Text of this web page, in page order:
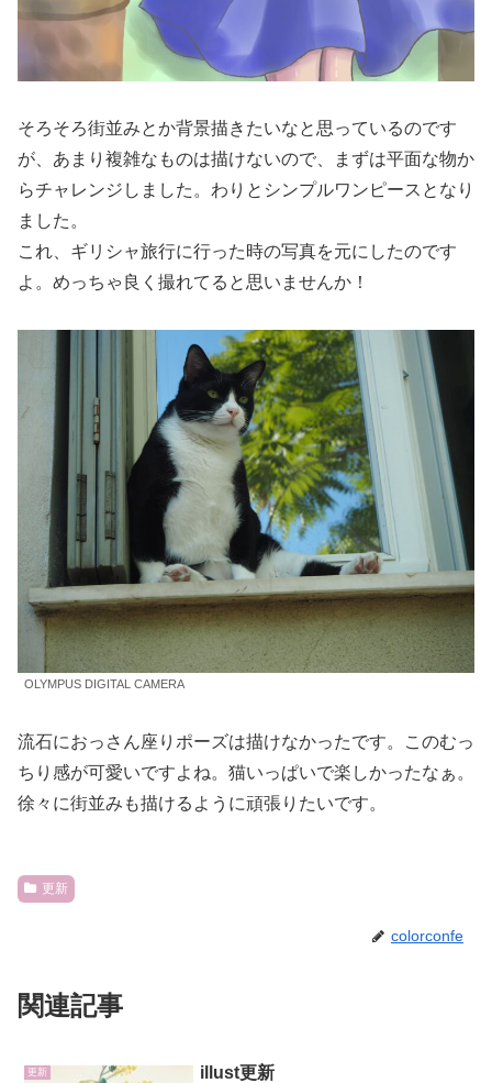
そろそろ街並みとか背景描きたいなと思っているのです
が、あまり複雑なものは描けないので、まずは平面な物か
らチャレンジしました。わりとシンプルワンピースとなり
ました。
これ、ギリシャ旅行に行った時の写真を元にしたのです
よ。めっちゃ良く撮れてると思いませんか！
OLYMPUS DIGITAL CAMERA
流石におっさん座りポーズは描けなかったです。このむっ
ちり感が可愛いですよね。猫いっぱいで楽しかったなぁ。
徐々に街並みも描けるように頑張りたいです。
更新
colorconfe
関連記事
更新 illust更新